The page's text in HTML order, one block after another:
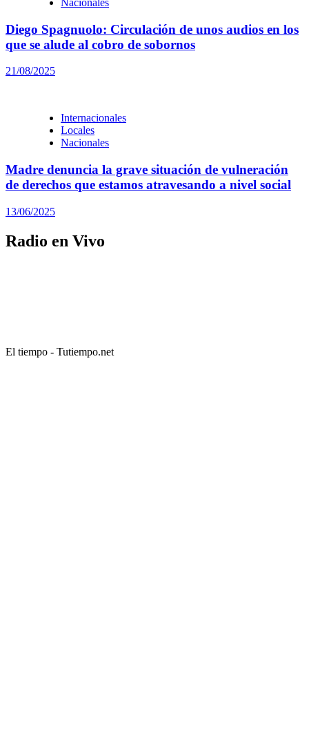
Nacionales
Diego Spagnuolo: Circulación de unos audios en los
que se alude al cobro de sobornos
21/08/2025
Internacionales
Locales
Nacionales
Madre denuncia la grave situación de vulneración
de derechos que estamos atravesando a nivel social
13/06/2025
Radio en Vivo
El tiempo - Tutiempo.net